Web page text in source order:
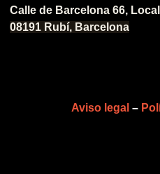
Calle de Barcelona 66,
08191 Rubí, Barcelona
Aviso legal –